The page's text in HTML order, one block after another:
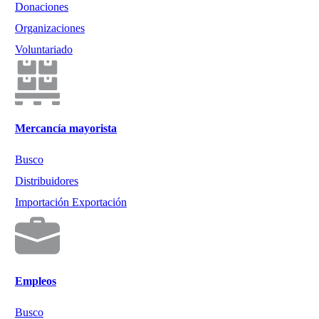
Donaciones
Organizaciones
Voluntariado
Mercancía mayorista
Busco
Distribuidores
Importación Exportación
Empleos
Busco